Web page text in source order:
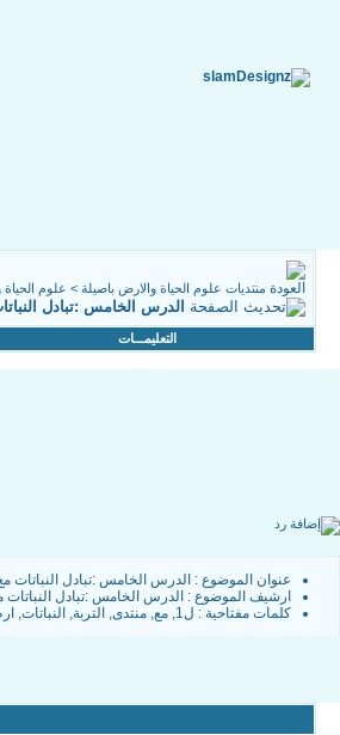
منتديات علوم الحياة والارض باصيلة > علوم الحياة
الدرس الخامس :تبادل النباتات مع
التعليمـــات
عنوان الموضوع : الدرس الخامس :تبادل النباتات مع التربة ل1
ارشيف الموضوع : الدرس الخامس :تبادل النباتات مع التربة ل1
كلمات مفتاحية : ل1 , مع, منتدى, التربة, النباتات,